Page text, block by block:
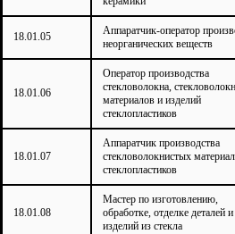
18.01.05
Аппаратчик-оператор
неорганических веществ
18.01.06
Оператор производства
стекловолокна,
материалов и изделий
стеклопластиков
18.01.07
Аппаратчик производства
стекловолокнистых
стеклопластиков
18.01.08
Мастер по изготовлению,
обработке, отделке деталей и
изделий из стекла